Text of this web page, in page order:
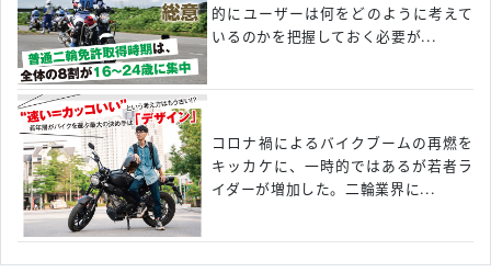
的にユーザーは何をどのように考えて
いるのかを把握しておく必要が...
コロナ禍によるバイクブームの再燃を
キッカケに、一時的ではあるが若者ラ
イダーが増加した。二輪業界に...